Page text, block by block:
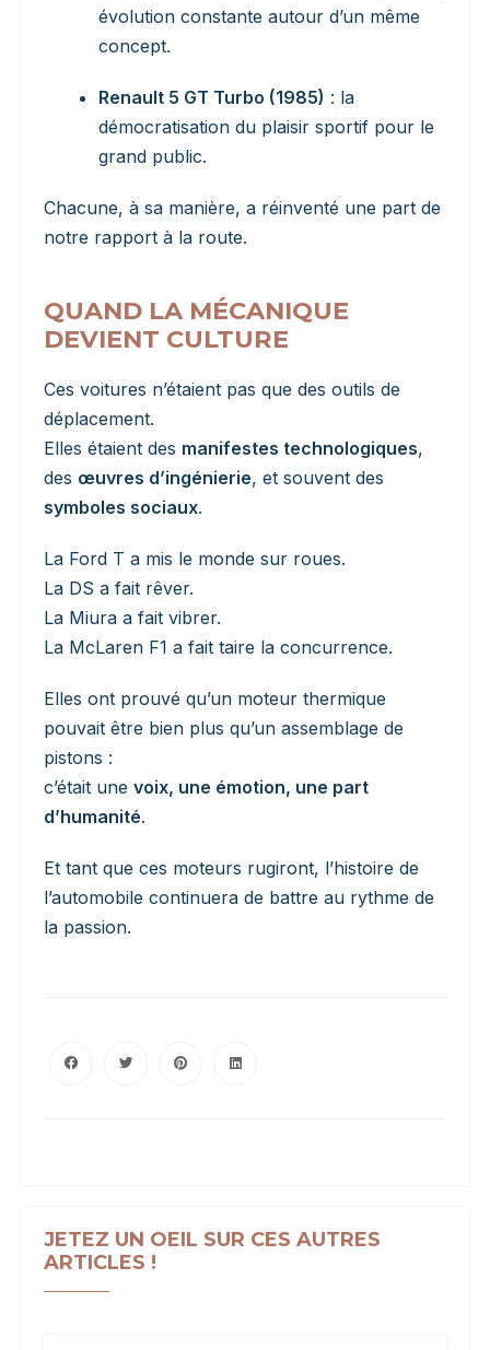
évolution constante autour d’un même
concept.
Renault 5 GT Turbo (1985) : la
démocratisation du plaisir sportif pour le
grand public.
Chacune, à sa manière, a réinventé une part de
notre rapport à la route.
QUAND LA MÉCANIQUE
DEVIENT CULTURE
Ces voitures n’étaient pas que des outils de
déplacement.
Elles étaient des manifestes technologiques,
des œuvres d’ingénierie, et souvent des
symboles sociaux.
La Ford T a mis le monde sur roues.
La DS a fait rêver.
La Miura a fait vibrer.
La McLaren F1 a fait taire la concurrence.
Elles ont prouvé qu’un moteur thermique
pouvait être bien plus qu’un assemblage de
pistons :
c’était une voix, une émotion, une part
d’humanité.
Et tant que ces moteurs rugiront, l’histoire de
l’automobile continuera de battre au rythme de
la passion.
JETEZ UN OEIL SUR CES AUTRES
ARTICLES !